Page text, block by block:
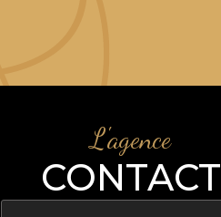
L'agence
CONTACT
Nom